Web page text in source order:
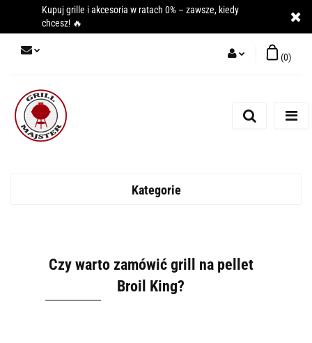
Kupuj grille i akcesoria w ratach 0% – zawsze, kiedy
chcesz! 🔥
Zarejestruj się
(0)
Kategorie
Czy warto zamówić grill na pellet
Broil King?